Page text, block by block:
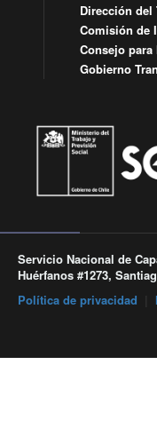
Dirección del
Comisión de
Consejo para
Gobierno
Servicio Nacional de
Huérfanos #1273,
Política de privacidad